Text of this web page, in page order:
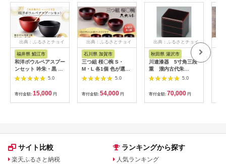
出典：ふるさとチョイ
ス
福井県 鯖江市
和洋ボウルペアスプー
ンセット 吟朱・黒 食
洗機対応・レンジ対応
5.0
寄付金額: 15,000 円
出典：ふるさとチョイ
ス
石川県 加賀市
三つ組 桜〇椀 S・
M・L 各1個 色が選べ
る お椀 セット 〇椀
汁椀 飯椀 椀 器 贈答
贈り物 ギフト 山中木
製漆器 伝統工芸 工芸
品 国産 日本製 F6P-
5.0
寄付金額: 54,000 円
出典：ふるさとチョイ
秋田県 湯沢市
川連漆器 5寸角三段
重 溜内古代朱
[I5301]
5.0
寄付金額: 70,000 円
サイト比較
楽天ふるさと納税
ランキングから探す
人気ランキング